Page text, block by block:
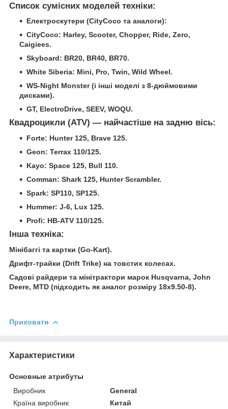
Список сумісних моделей техніки:
Електроскутери (CityCoco та аналоги):
CityCoco: Harley, Scooter, Chopper, Ride, Zero,
Caigiees.
Skyboard: BR20, BR40, BR70.
White Siberia: Mini, Pro, Twin, Wild Wheel.
WS-Night Monster (і інші моделі з 8-дюймовими
дисками).
GT, ElectroDrive, SEEV, WOQU.
Квадроцикли (ATV) — найчастіше на задню вісь:
Forte: Hunter 125, Brave 125.
Geon: Terrax 110/125.
Kayo: Space 125, Bull 110.
Comman: Shark 125, Hunter Scrambler.
Spark: SP110, SP125.
Hummer: J-6, Lux 125.
Profi: HB-ATV 110/125.
Інша техніка:
Мінібаггі та картки (Go-Kart).
Дрифт-трайки (Drift Trike) на товстих колесах.
Садові райдери та мінітрактори марок Husqvarna, John
Deere, MTD (підходить як аналог розміру 18x9.50-8).
Приховати
Характеристики
Основные атрибуты
Виробник
General
Країна виробник
Китай